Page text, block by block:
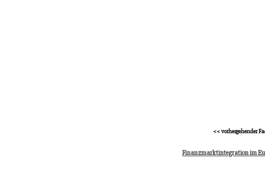
<< vorhergehender
Finanzmarktintegration im